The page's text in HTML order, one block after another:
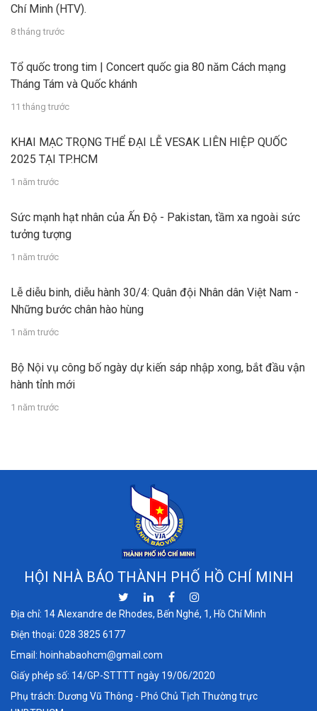
Chí Minh (HTV).
8 tháng trước
Tổ quốc trong tim | Concert quốc gia 80 năm Cách mạng
Tháng Tám và Quốc khánh
11 tháng trước
KHAI MẠC TRỌNG THỂ ĐẠI LỄ VESAK LIÊN HIỆP QUỐC
2025 TẠI TP.HCM
1 năm trước
Sức mạnh hạt nhân của Ấn Độ - Pakistan, tầm xa ngoài sức
tưởng tượng
1 năm trước
Lễ diễu binh, diễu hành 30/4: Quân đội Nhân dân Việt Nam -
Những bước chân hào hùng
1 năm trước
Bộ Nội vụ công bố ngày dự kiến sáp nhập xong, bắt đầu vận
hành tỉnh mới
1 năm trước
HỘI NHÀ BÁO THÀNH PHỐ HỒ CHÍ MINH
Địa chỉ: 14 Alexandre de Rhodes, Bến Nghé, 1, Hồ Chí Minh
Điện thoại: 028 3825 6177
Email: hoinhabaohcm@gmail.com
Giấy phép số: 14/GP-STTTT ngày 19/06/2020
Phụ trách: Dương Vũ Thông - Phó Chủ Tịch Thường trực